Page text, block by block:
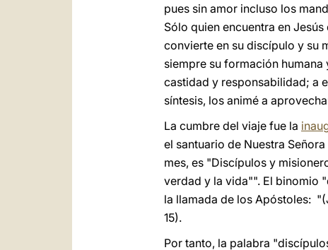
pues sin amor incluso los
Sólo quien encuentra en
convierte en su discípulo y su
siempre su formación
castidad y responsabilidad; a
síntesis, los animé a
La cumbre del viaje fue la
el santuario de Nuestra
mes, es "Discípulos y
verdad y la vida"". El binomio
la llamada de los Apóstoles:
15).
Por tanto, la palabra